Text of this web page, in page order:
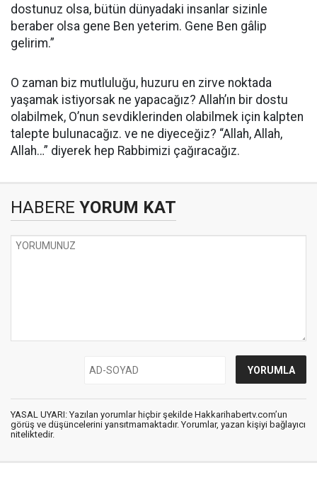
dostunuz olsa, bütün dünyadaki insanlar sizinle
beraber olsa gene Ben yeterim. Gene Ben gâlip
gelirim.”
O zaman biz mutluluğu, huzuru en zirve noktada
yaşamak istiyorsak ne yapacağız? Allah’ın bir dostu
olabilmek, O’nun sevdiklerinden olabilmek için kalpten
talepte bulunacağız. ve ne diyeceğiz? “Allah, Allah,
Allah…” diyerek hep Rabbimizi çağıracağız.
HABERE YORUM KAT
YASAL UYARI: Yazılan yorumlar hiçbir şekilde Hakkarihabertv.com’un
görüş ve düşüncelerini yansıtmamaktadır. Yorumlar, yazan kişiyi bağlayıcı
niteliktedir.